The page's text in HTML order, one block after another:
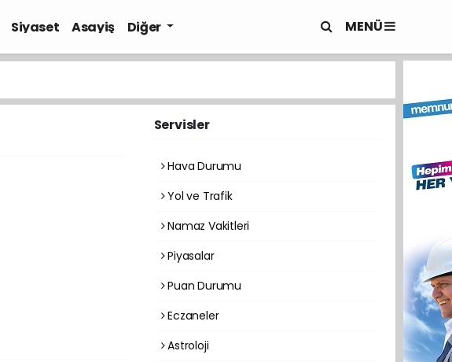
Siyaset Asayiş Diğer MENÜ
Servisler
Hava Durumu
Yol ve Trafik
Namaz Vakitleri
Piyasalar
Puan Durumu
Eczaneler
Astroloji